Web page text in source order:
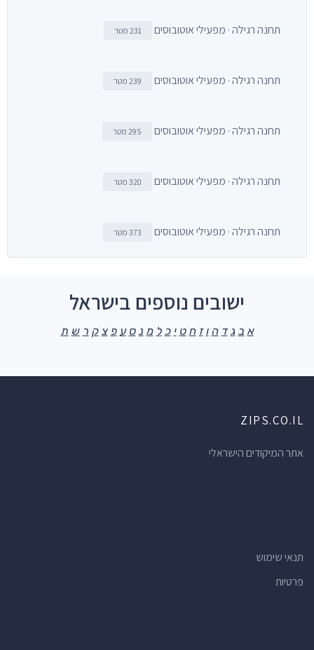
תחנה רגילה · מפעילי אוטובוסים 231 מטר
תחנה רגילה · מפעילי אוטובוסים 239 מטר
תחנה רגילה · מפעילי אוטובוסים 295 מטר
תחנה רגילה · מפעילי אוטובוסים 320 מטר
תחנה רגילה · מפעילי אוטובוסים 373 מטר
ישובים נוספים בישראל
א ב ג ד ה ו ז ח ט י כ ל מ נ ס ע פ צ ק ר ש ת
ZIPS.CO.IL
אתר המיקודים הישראלי
תנאי שימוש
פרטיות